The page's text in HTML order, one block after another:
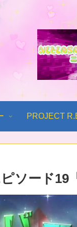
PROJECT
ソード19